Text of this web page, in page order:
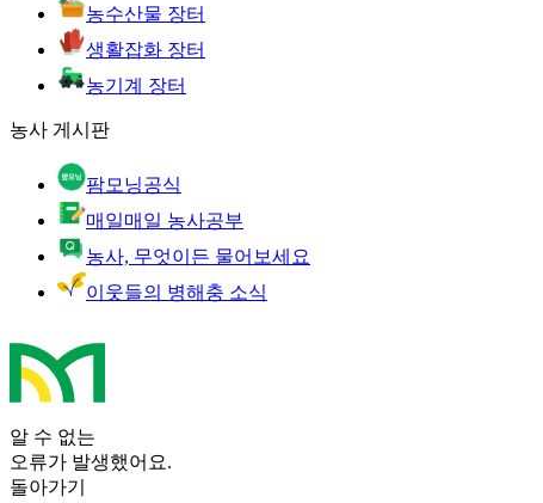
농수산물 장터
생활잡화 장터
농기계 장터
농사 게시판
팜모닝공식
매일매일 농사공부
농사, 무엇이든 물어보세요
이웃들의 병해충 소식
알 수 없는
오류가 발생했어요.
돌아가기